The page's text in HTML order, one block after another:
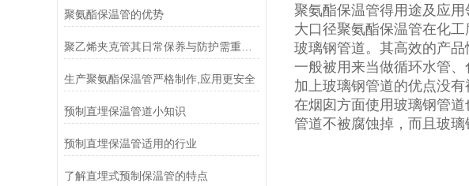
聚氨酯保温管的优势
聚乙烯夹克管其日常保养与防护需重点围绕以下几个方面展开
生产聚氨酯保温管严格制作,应用更安全
预制直埋保温管道小知识
预制直埋保温管适用的行业
了解直埋式预制保温管的特点
聚氨酯保温管得用途及应用
大口径聚氨酯保温管在化
玻璃钢管道。其高效的产
一般被用来当做循环水管
加上玻璃钢管道的优点没有
在烟囱方面使用玻璃钢管
管道不被腐蚀掉，而且玻